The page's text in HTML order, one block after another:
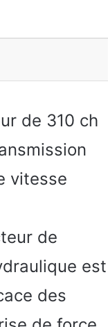
de 310 ch
vitesse
de
est
des